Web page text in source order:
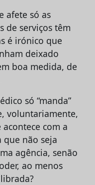
afete só as
de serviços têm
é irónico que
deixado
boa medida, de
só “manda”
voluntariamente,
com a
que não seja
agência, senão
ao menos